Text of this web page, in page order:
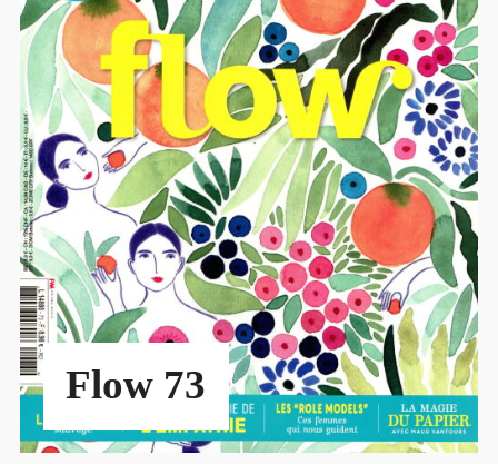
Flow 73